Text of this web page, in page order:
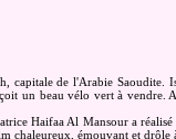
capitale de l'Arabie
un beau vélo vert à vendre.
Haifaa Al Mansour a
chaleureux, émouvant et